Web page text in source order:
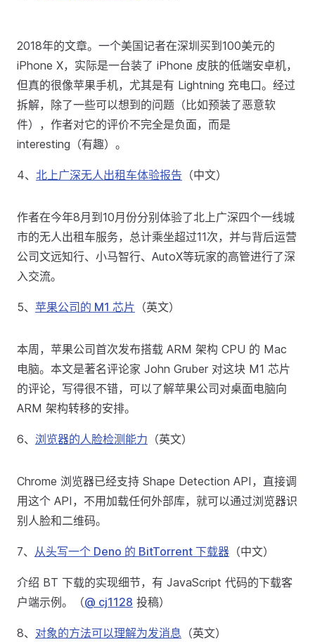
2018年的文章。一个美国记者在深圳买到100美元的
iPhone X，实际是一台装了 iPhone 皮肤的低端安卓机，
但真的很像苹果手机，尤其是有 Lightning 充电口。经过
拆解，除了一些可以想到的问题（比如预装了恶意软
件），作者对它的评价不完全是负面，而是
interesting（有趣）。
4、 北上广深无人出租车体验报告 （中文）
作者在今年8月到10月份分别体验了北上广深四个一线城
市的无人出租车服务，总计乘坐超过11次，并与背后运营
公司文远知行、小马智行、AutoX等玩家的高管进行了深
入交流。
5、 苹果公司的 M1 芯片 （英文）
本周，苹果公司首次发布搭载 ARM 架构 CPU 的 Mac
电脑。本文是著名评论家 John Gruber 对这块 M1 芯片
的评论，写得很不错，可以了解苹果公司对桌面电脑向
ARM 架构转移的安排。
6、 浏览器的人脸检测能力 （英文）
Chrome 浏览器已经支持 Shape Detection API，直接调
用这个 API，不用加载任何外部库，就可以通过浏览器识
别人脸和二维码。
7、 从头写一个 Deno 的 BitTorrent 下载器 （中文）
介绍 BT 下载的实现细节，有 JavaScript 代码的下载客
户端示例。（@ cj1128 投稿）
8、 对象的方法可以理解为发消息 （英文）